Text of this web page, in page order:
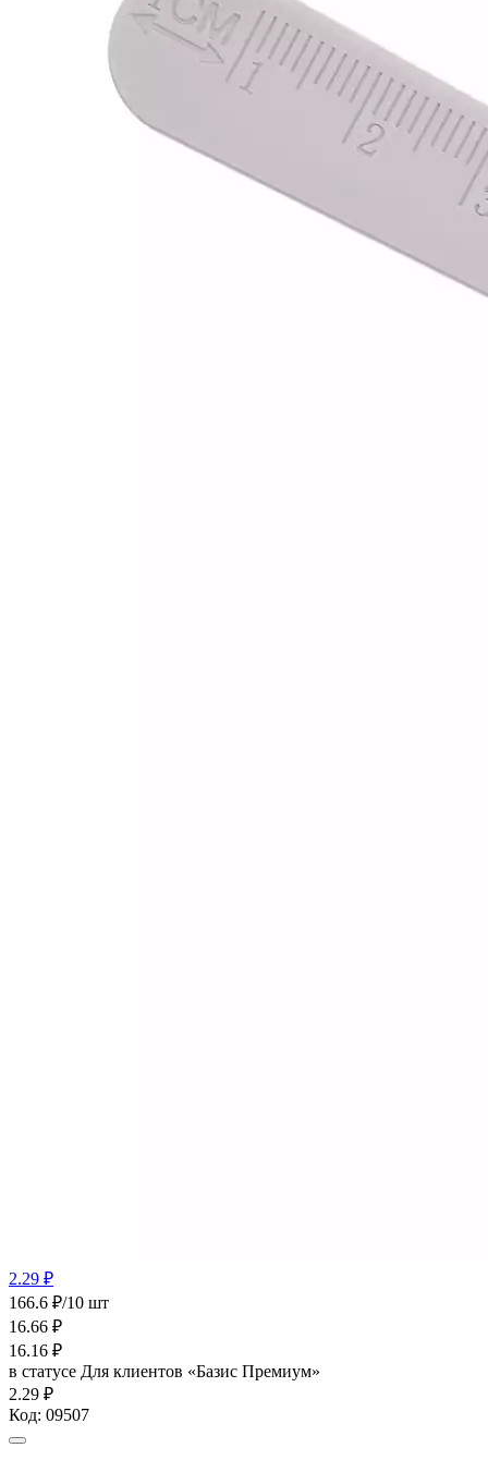
2.29 ₽
166.6 ₽/10 шт
16.66 ₽
16.16 ₽
в статусе Для клиентов «Базис Премиум»
2.29 ₽
Код: 09507